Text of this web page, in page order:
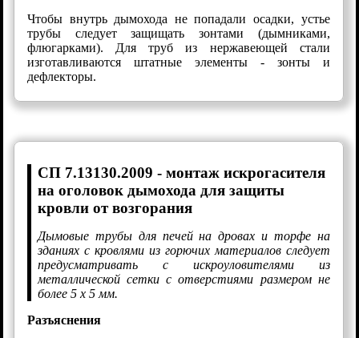
Чтобы внутрь дымохода не попадали осадки, устье
трубы следует защищать зонтами (дымниками,
флюгарками). Для труб из нержавеющей стали
изготавливаются штатные элементы - зонты и
дефлекторы.
СП 7.13130.2009 - монтаж искрогасителя
на оголовок дымохода для защиты
кровли от возгорания
Дымовые трубы для печей на дровах и торфе на
зданиях с кровлями из горючих материалов следует
предусматривать с искроуловителями из
металлической сетки с отверстиями размером не
более 5 х 5 мм.
Разъяснения